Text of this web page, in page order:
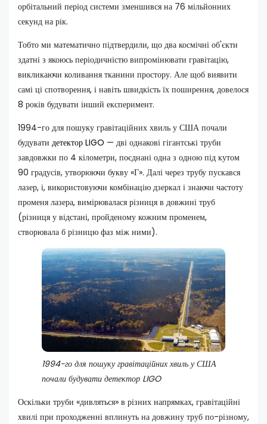
орбітальний період системи зменшився на 76 мільйонних
секунд на рік.
Тобто ми математично підтвердили, що два космічні об'єкти
здатні з якоюсь періодичністю випромінювати гравітацію,
викликаючи коливання тканини простору. Але щоб виявити
самі ці спотворення, і навіть швидкість їх поширення, довелося
8 років будувати інший експеримент.
1994-го для пошуку гравітаційних хвиль у США почали
будувати детектор LIGO — дві однакові гігантські труби
завдовжки по 4 кілометри, поєднані одна з одною під кутом
90 градусів, утворюючи букву «Г». Далі через трубу пускався
лазер, і, використовуючи комбінацію дзеркал і знаючи частоту
променя лазера, вимірювалася різниця в довжині труб
(різниця у відстані, пройденому кожним променем,
створювала б різницю фаз між ними).
1994-го для пошуку гравітаційних хвиль у США
почали будувати детектор LIGO
Оскільки труби «дивляться» в різних напрямках, гравітаційні
хвилі при проходженні вплинуть на довжину труб по-різному,